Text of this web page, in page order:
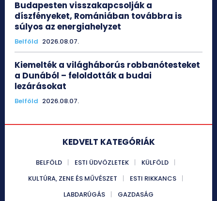
Budapesten visszakapcsolják a
díszfényeket, Romániában továbbra is
súlyos az energiahelyzet
Belföld 2026.08.07.
Kiemelték a világháborús robbanótesteket
a Dunából – feloldották a budai
lezárásokat
Belföld 2026.08.07.
KEDVELT KATEGÓRIÁK
BELFÖLD ESTI ÜDVÖZLETEK
KÜLFÖLD
KULTÚRA, ZENE ÉS MŰVÉSZET
ESTI RIKKANCS
LABDARÚGÁS
GAZDASÁG